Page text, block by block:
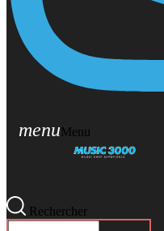
menuMenu
Rechercher